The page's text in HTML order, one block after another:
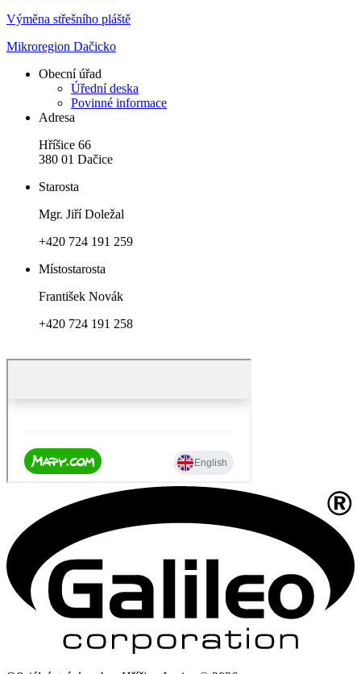
Výměna střešního pláště
Mikroregion Dačicko
Obecní úřad
Úřední deska
Povinné informace
Adresa
Hříšice 66
380 01 Dačice
Starosta
Mgr. Jiří Doležal
+420 724 191 259
Místostarosta
František Novák
+420 724 191 258